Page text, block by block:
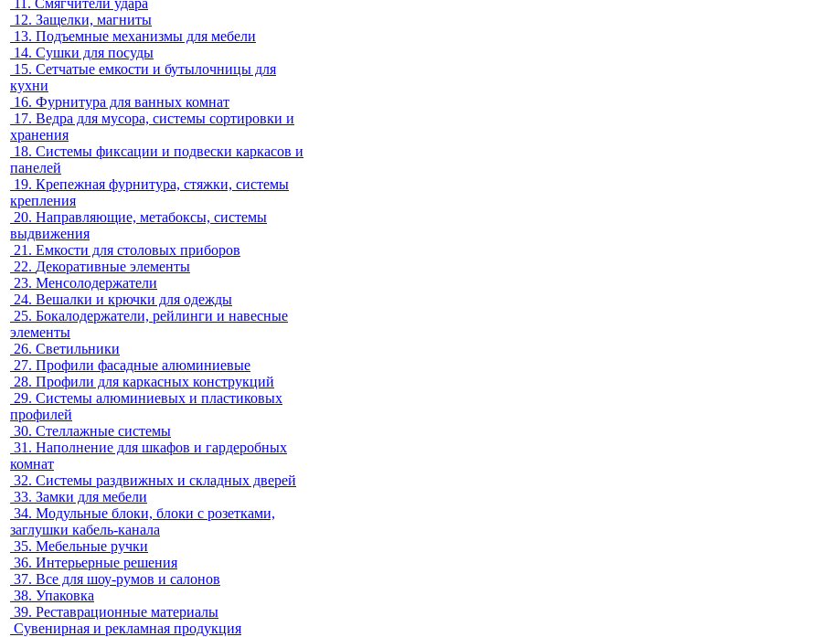
11. Смягчители удара
12. Защелки, магниты
13. Подъемные механизмы для мебели
14. Сушки для посуды
15. Сетчатые емкости и бутылочницы для
кухни
16. Фурнитура для ванных комнат
17. Ведра для мусора, системы сортировки и
хранения
18. Системы фиксации и подвески каркасов и
панелей
19. Крепежная фурнитура, стяжки, системы
крепления
20. Направляющие, метабоксы, системы
выдвижения
21. Емкости для столовых приборов
22. Декоративные элементы
23. Менсолодержатели
24. Вешалки и крючки для одежды
25. Бокалодержатели, рейлинги и навесные
элементы
26. Светильники
27. Профили фасадные алюминиевые
28. Профили для каркасных конструкций
29. Системы алюминиевых и пластиковых
профилей
30. Стеллажные системы
31. Наполнение для шкафов и гардеробных
комнат
32. Системы раздвижных и складных дверей
33. Замки для мебели
34. Модульные блоки, блоки с розетками,
заглушки кабель-канала
35. Мебельные ручки
36. Интерьерные решения
37. Все для шоу-румов и салонов
38. Упаковка
39. Реставрационные материалы
Сувенирная и рекламная продукция